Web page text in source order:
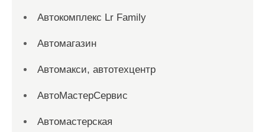
Автокомплекс Lr Family
Автомагазин
Автомакси, автотехцентр
АвтоМастерСервис
Автомастерская